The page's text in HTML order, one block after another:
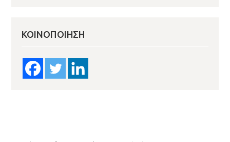
ΚΟΙΝΟΠΟΊΗΣΗ